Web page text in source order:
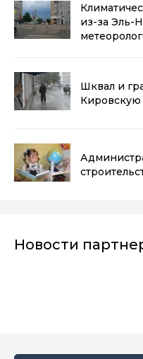
из-за Эль-
Шквал и
Кировскую
Новости